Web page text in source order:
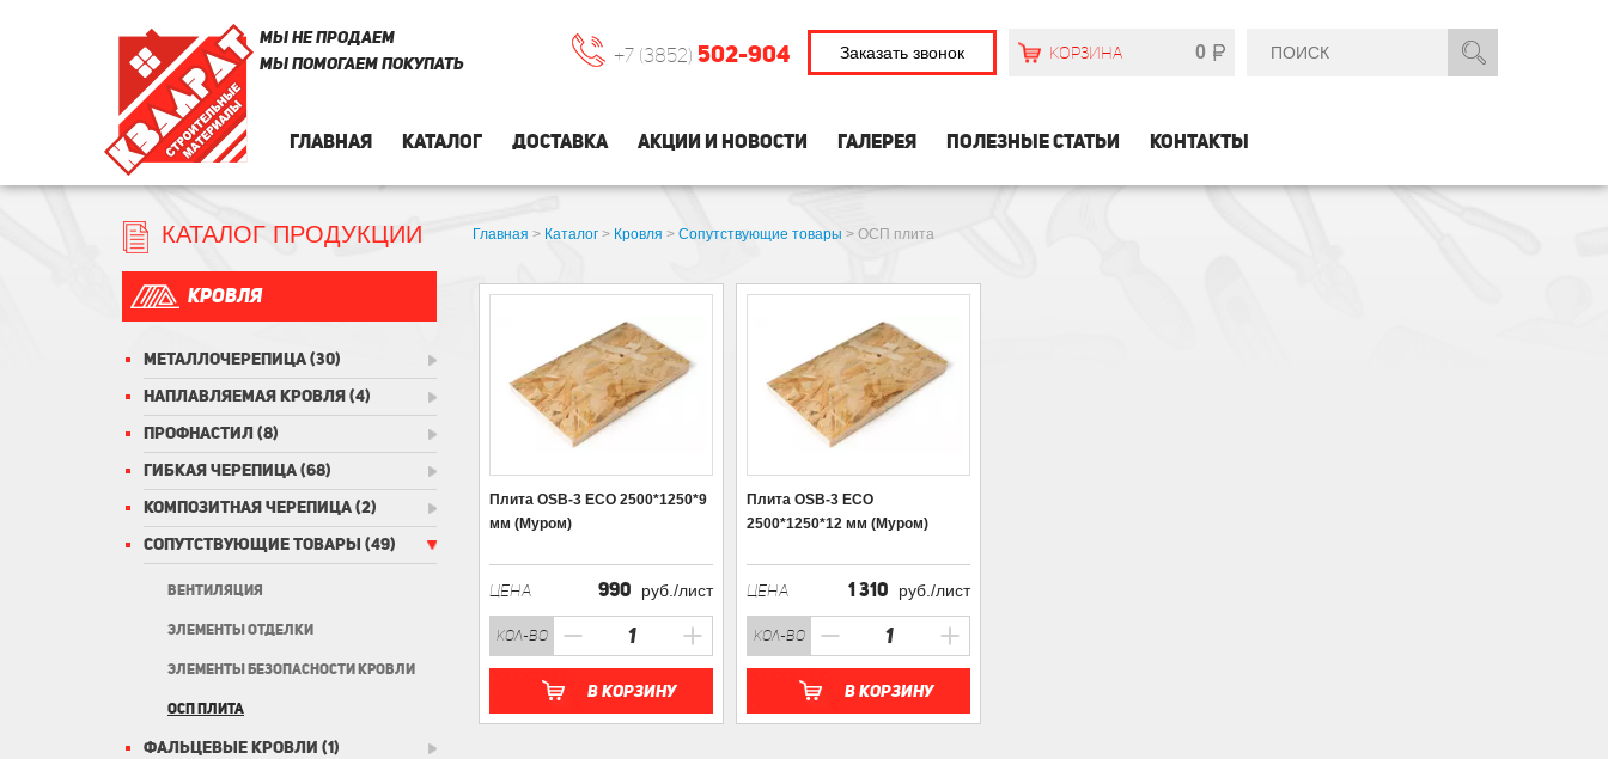
МЫ НЕ ПРОДАЕМ
МЫ ПОМОГАЕМ ПОКУПАТЬ
+7 (3852) 502-904 Заказать звонок КОРЗИНА 0
ГЛАВНАЯ КАТАЛОГ ДОСТАВКА АКЦИИ И НОВОСТИ ГАЛЕРЕЯ ПОЛЕЗНЫЕ СТАТЬИ КОНТАКТЫ
КАТАЛОГ ПРОДУКЦИИ
КРОВЛЯ
МЕТАЛЛОЧЕРЕПИЦА(30)
НАПЛАВЛЯЕМАЯ КРОВЛЯ(4)
ПРОФНАСТИЛ(8)
ГИБКАЯ ЧЕРЕПИЦА(68)
КОМПОЗИТНАЯ ЧЕРЕПИЦА(2)
СОПУТСТВУЮЩИЕ ТОВАРЫ (49)
ВЕНТИЛЯЦИЯ
ЭЛЕМЕНТЫ ОТДЕЛКИ
ЭЛЕМЕНТЫ БЕЗОПАСНОСТИ КРОВЛИ
ОСП ПЛИТА
ФАЛЬЦЕВЫЕ КРОВЛИ (1)
Главная > Каталог> Кровля > Сопутствующие товары > ОСП плита
Плита OSB-3 ECO 2500*1250*9
мм (Муром)
ЦЕНА 990 руб./лист
кол-во
В корзину
Плита OSB-3 ECO
2500*1250*12 мм (Муром)
ЦЕНА 1 310 руб./лист
кол-во
В корзину